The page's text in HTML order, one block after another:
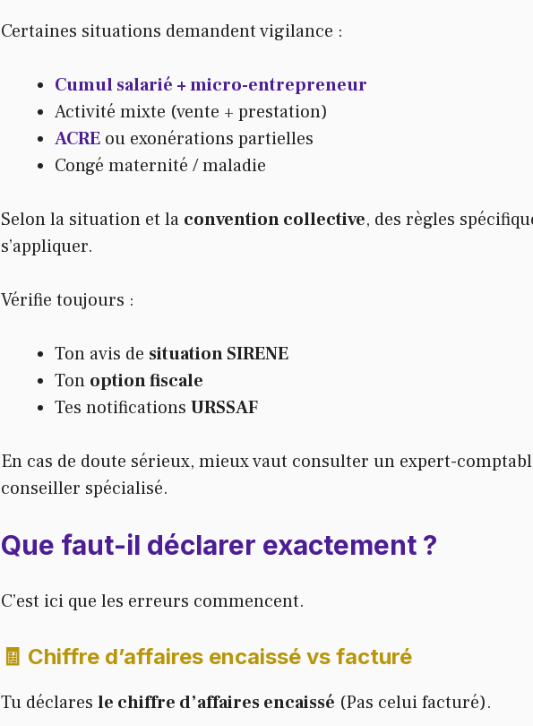
Certaines situations demandent vigilance :
Cumul salarié + micro-entrepreneur
Activité mixte (vente + prestation)
ACRE ou exonérations partielles
Congé maternité / maladie
Selon la situation et la convention collective, des règles
s’appliquer.
Vérifie toujours :
Ton avis de situation SIRENE
Ton option fiscale
Tes notifications URSSAF
En cas de doute sérieux, mieux vaut consulter un expert-
conseiller spécialisé.
Que faut-il déclarer exactement ?
C’est ici que les erreurs commencent.
🧾 Chiffre d’affaires encaissé vs facturé
Tu déclares le chiffre d’affaires encaissé (Pas celui facturé).